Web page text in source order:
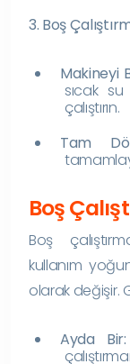
3. Boş
Makineyi
sıcak
çalıştırın.
Tam
Boş
Boş
kullanım
olarak değişir.
Ayda Bir: